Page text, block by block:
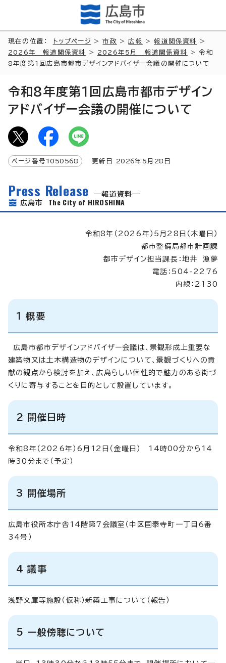
現在の位置： トップページ >市政 >広報 >報道関係資料
>
2026年 報道関係資料
> 2026年5月 報道関係資料
> 令和
8年度第1回広島市都市デザインアドバイザー会議の開催について
令和8年度第1回広島市都市デザイン
アドバイザー会議の開催について
ページ番号 1050568 更新日 2026年5月 28 日
Press Release
報道資料
広島市 The City of HIROSHIMA
令和8年（2026年）5月28日（木曜日）
都市整備局都市計画課
都市デザイン担当課長：地井 漁夢
電話：504-2276
内線：2130
1 概要
広島市都市デザインアドバイザー会議は、景観形成上重要な
建築物又は土木構造物のデザインについて、景観づくりへの貢
献の観点から検討を加え、広島らしい個性的で魅力のある街づ
くりに寄与することを目的として設置しています。
2 開催日時
令和8年（2026年）6月12日（金曜日） 14時00分から14
時30分まで（予定）
3 開催場所
広島市役所本庁舎14階第7会議室（中区国泰寺町一丁目6番
34号）
4 議事
浅野文庫等施設（仮称）新築工事について（報告）
5 一般傍聴について